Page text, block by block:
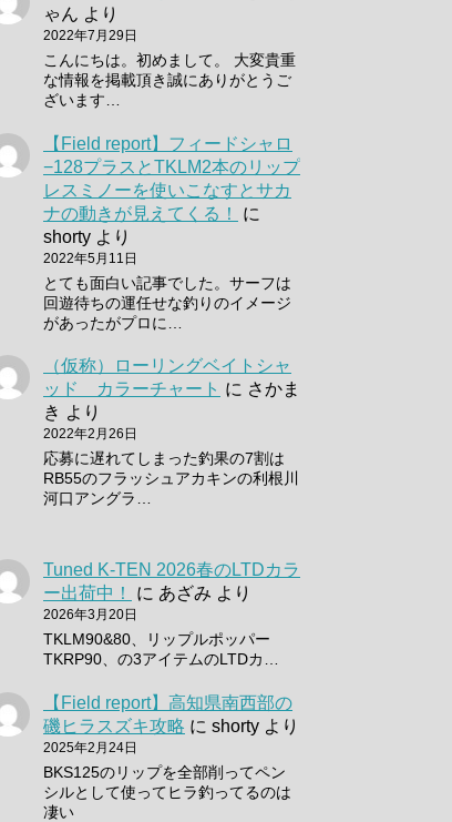
ゃん より
2022年7月29日
こんにちは。初めまして。 大変貴重
な情報を掲載頂き誠にありがとうご
ざいます…
【Field report】フィードシャロ
−128プラスとTKLM2本のリップ
レスミノーを使いこなすとサカ
ナの動きが見えてくる！
に
shorty より
2022年5月11日
とても面白い記事でした。サーフは
回遊待ちの運任せな釣りのイメージ
があったがプロに…
（仮称）ローリングベイトシャ
ッド カラーチャート に さかま
き より
2022年2月26日
応募に遅れてしまった釣果の7割は
RB55のフラッシュアカキンの利根川
河口アングラ…
Tuned K-TEN 2026春のLTDカラ
ー出荷中！
に あざみ より
2026年3月20日
TKLM90&80、リップルポッパー
TKRP90、の3アイテムのLTDカ…
【Field report】高知県南西部の
磯ヒラスズキ攻略 に shorty より
2025年2月24日
BKS125のリップを全部削ってペン
シルとして使ってヒラ釣ってるのは
凄い